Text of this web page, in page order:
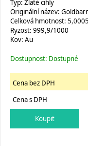
Typ: Zlaté cihly
Originální název:
Celková hmotnost:
Ryzost: 999,9/1000
Kov: Au
Dostupnost: Dostupné
Cena bez DPH
Cena s DPH